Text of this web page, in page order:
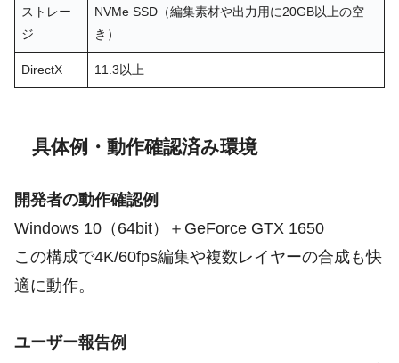
ストレー
ジ
NVMe SSD（編集素材や出力用に20GB以上の空
き）
DirectX 11.3以上
具体例・動作確認済み環境
開発者の動作確認例
Windows 10（64bit）＋GeForce GTX 1650
この構成で4K/60fps編集や複数レイヤーの合成も快
適に動作。
ユーザー報告例